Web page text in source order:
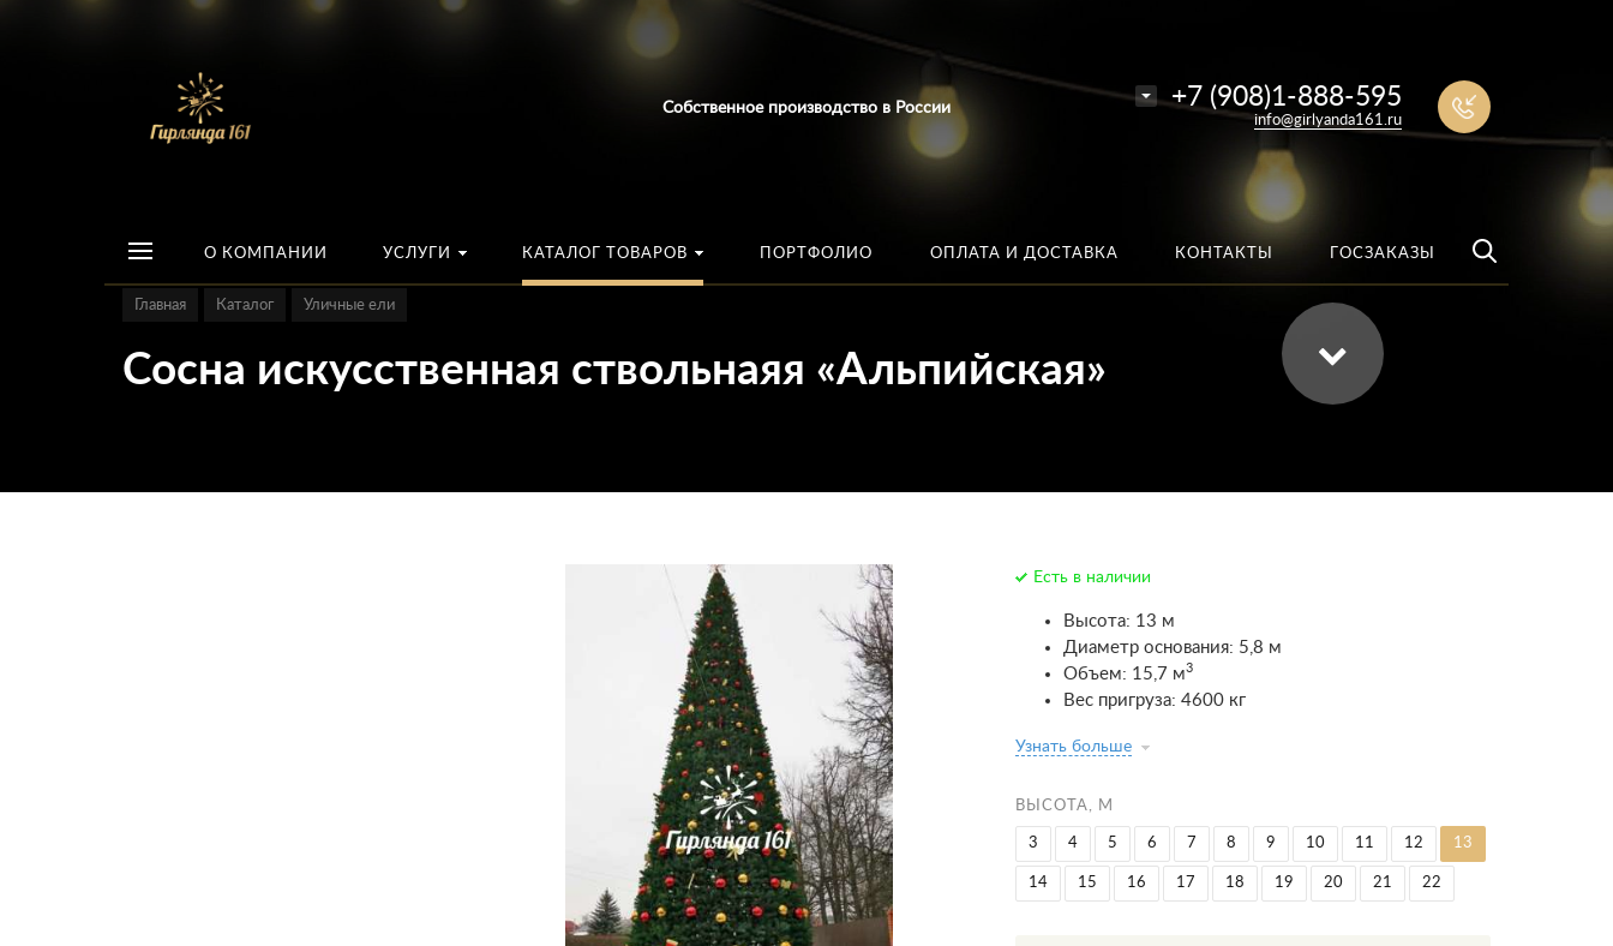
Собственное производство в России +7 (908)1-888-595
info@girlyanda161.ru
О КОМПАНИИ УСЛУГИ КАТАЛОГ ТОВАРОВ ПОРТФОЛИО ОПЛАТА И ДОСТАВКА КОНТАКТЫ ГОСЗАКАЗЫ
Главная Каталог Уличные ели
Сосна искусственная ствольнаяя «Альпийская»
Есть в наличии
Высота: 13 м
Диаметр основания: 5,8 м
Объем: 15,7 м3
Вес пригруза: 4600 кг
Узнать больше
ВЫСОТА, М
3 4 5 6 7 8 9 10 11 12 13
14 15 16 17 18 19 20 21 22